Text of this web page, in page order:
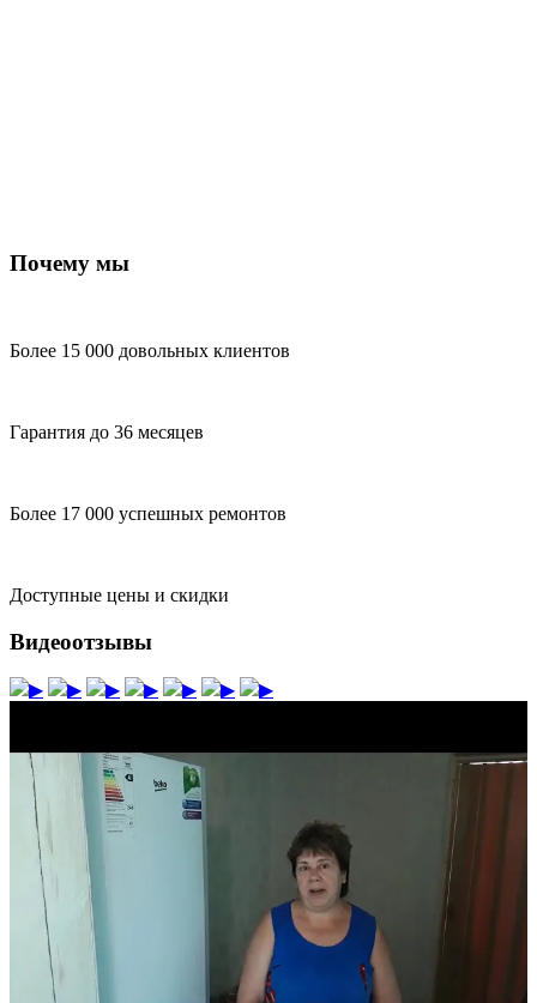
Почему мы
Более 15 000 довольных клиентов
Гарантия до 36 месяцев
Более 17 000 успешных ремонтов
Доступные цены и скидки
Видеоотзывы
▶ ▶ ▶ ▶ ▶ ▶ ▶